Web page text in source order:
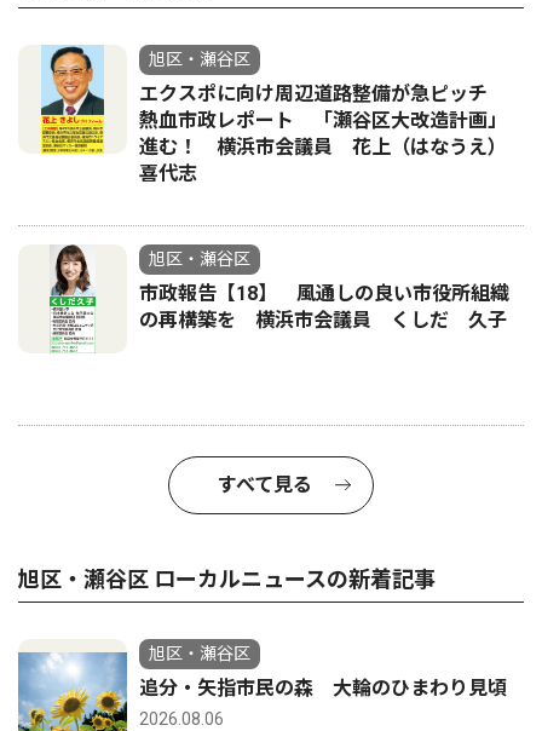
旭区・瀬谷区
エクスポに向け周辺道路整備が急ピッチ
熱血市政レポート 「瀬谷区大改造計画」
進む！ 横浜市会議員 花上（はなうえ）
喜代志
旭区・瀬谷区
市政報告【18】 風通しの良い市役所組織
の再構築を 横浜市会議員 くしだ 久子
すべて見る
旭区・瀬谷区 ローカルニュースの新着記事
旭区・瀬谷区
追分・矢指市民の森 大輪のひまわり見頃
2026.08.06